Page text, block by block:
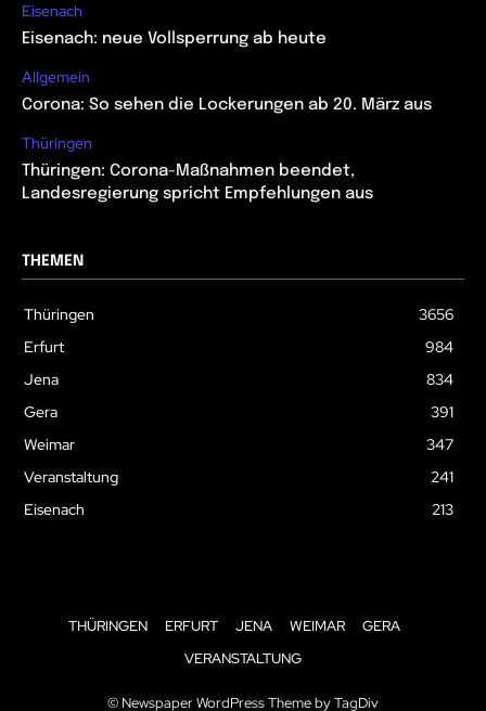
Eisenach
Eisenach: neue Vollsperrung ab heute
Allgemein
Corona: So sehen die Lockerungen ab 20. März aus
Thüringen
Thüringen: Corona-Maßnahmen beendet,
Landesregierung spricht Empfehlungen aus
THEMEN
Thüringen
3656
Erfurt
984
Jena
834
Gera
391
Weimar
347
Veranstaltung
241
Eisenach
213
THÜRINGEN ERFURT JENA WEIMAR
GERA
VERANSTALTUNG
© Newspaper WordPress Theme by TagDiv